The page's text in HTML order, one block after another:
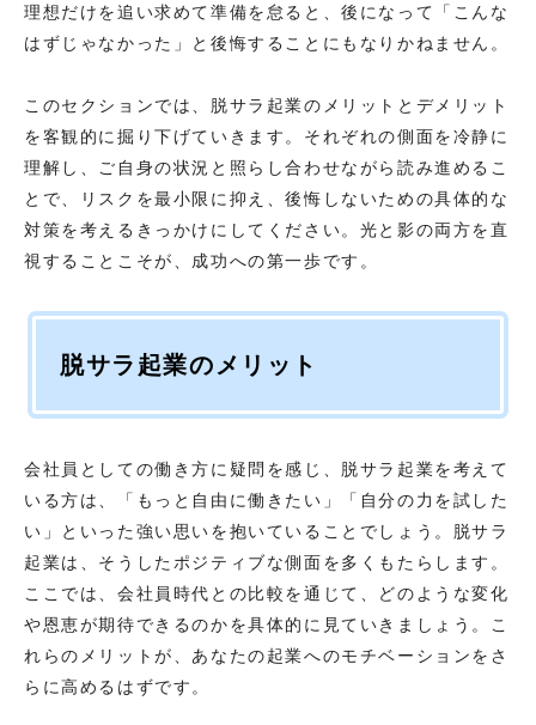
理想だけを追い求めて準備を怠ると、後になって「こんな
はずじゃなかった」と後悔することにもなりかねません。
このセクションでは、脱サラ起業のメリットとデメリット
を客観的に掘り下げていきます。それぞれの側面を冷静に
理解し、ご自身の状況と照らし合わせながら読み進めるこ
とで、リスクを最小限に抑え、後悔しないための具体的な
対策を考えるきっかけにしてください。光と影の両方を直
視することこそが、成功への第一歩です。
脱サラ起業のメリット
会社員としての働き方に疑問を感じ、脱サラ起業を考えて
いる方は、「もっと自由に働きたい」「自分の力を試した
い」といった強い思いを抱いていることでしょう。脱サラ
起業は、そうしたポジティブな側面を多くもたらします。
ここでは、会社員時代との比較を通じて、どのような変化
や恩恵が期待できるのかを具体的に見ていきましょう。こ
れらのメリットが、あなたの起業へのモチベーションをさ
らに高めるはずです。